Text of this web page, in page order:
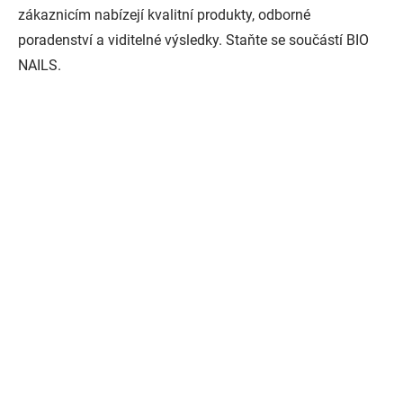
zákaznicím nabízejí kvalitní produkty, odborné
poradenství a viditelné výsledky. Staňte se součástí BIO
NAILS.